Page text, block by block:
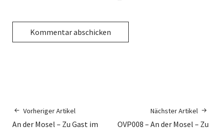
Vorheriger Artikel
An der Mosel – Zu Gast im
Nächster Artikel
OVP008 – An der Mosel – Zu